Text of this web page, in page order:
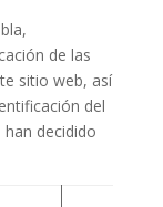
de las
sitio web, así
del
decidido